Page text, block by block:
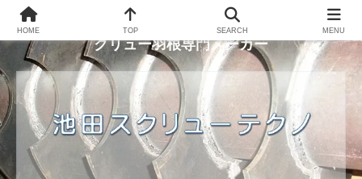
横浜市瀬谷区で操業するスクリューコンベア用ス
クリュー羽根専門メーカー
HOME TOP SEARCH MENU